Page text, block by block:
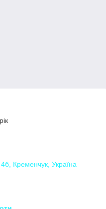
Кременчук, Україна